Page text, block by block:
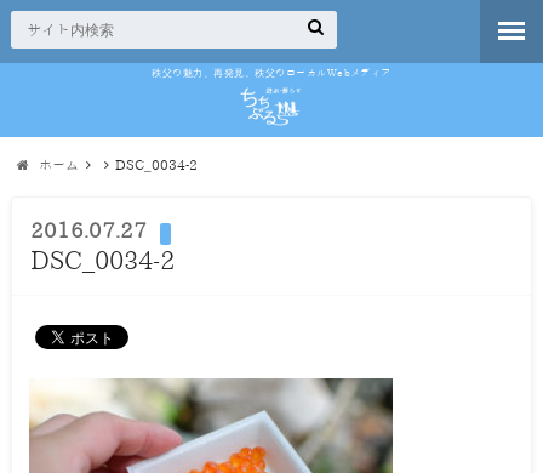
秩父の魅力、再発見。秩父のローカルWebメディア
ホーム DSC_0034-2
2016.07.27
DSC_0034-2